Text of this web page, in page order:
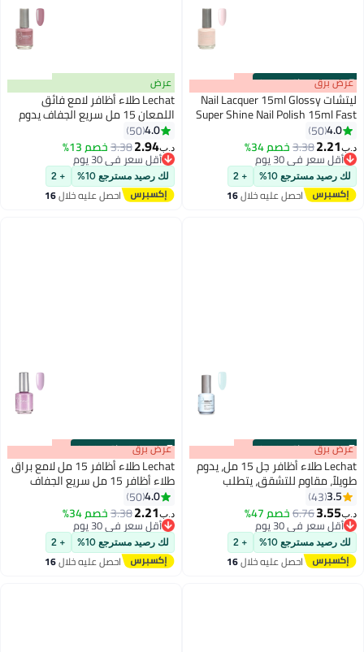
00m:00s
·باقي 100% عرض برق
ليتشات Nail Lacquer 15ml Glossy
Super Shine Nail Polish 15ml Fast
Dry Long Lasting Nail Enamel
Nobility Nail Paint No Need UV LED
Lamp No curing Nails Color
4.0
50
د.ب‏2.21
3.38خصم 34%
أقل سعر في 30 يوم
أقل سعر في 30 يوم
لك رصيد مسترجع 10% + 2
احصل عليه خلال16
87
عرض
Lechat طلاء أظافر لامع فائق
اللمعان 15 مل سريع الجفاف يدوم
طويلاً طلاء أظافر Nobility لا يحتاج
إلى مصباح LED فوق بنفسجي لا
يحتاج إلى معالجة لون الأظافر
4.0
50
د.ب‏2.94
3.38خصم 13%
أقل سعر في 30 يوم
أقل سعر في 30 يوم
لك رصيد مسترجع 10% + 2
احصل عليه خلال16
00m:00s
·باقي 100% عرض برق
Lechat طلاء أظافر جل 15 مل، يدوم
طويلاً، مقاوم للتشقق، يتطلب
التجفيف تحت مصباح الأشعة فوق
البنفسجية بلو دايموندز Nbgp105
3.5
43
د.ب‏3.55
6.76خصم 47%
أقل سعر في 30 يوم
أقل سعر في 30 يوم
لك رصيد مسترجع 10% + 2
احصل عليه خلال16
00m:00s
·باقي 100% عرض برق
Lechat طلاء أظافر 15 مل لامع براق
طلاء أظافر 15 مل سريع الجفاف
طويل الأمد طلاء أظافر النبلاء لا
حاجة لمصباح UV LED لا يحتاج إلى
معالجة ألوان الأظافر
4.0
50
د.ب‏2.21
3.38خصم 34%
أقل سعر في 30 يوم
أقل سعر في 30 يوم
لك رصيد مسترجع 10% + 2
احصل عليه خلال16